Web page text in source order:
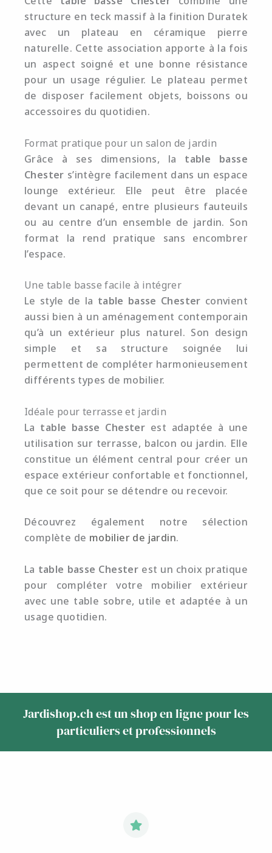
structure en teck massif à la finition Duratek
avec un plateau en céramique pierre
naturelle. Cette association apporte à la fois
un aspect soigné et une bonne résistance
pour un usage régulier. Le plateau permet
de disposer facilement objets, boissons ou
accessoires du quotidien.
Format pratique pour un salon de jardin
Grâce à ses dimensions, la table basse
Chester s’intègre facilement dans un espace
lounge extérieur. Elle peut être placée
devant un canapé, entre plusieurs fauteuils
ou au centre d’un ensemble de jardin. Son
format la rend pratique sans encombrer
l’espace.
Une table basse facile à intégrer
Le style de la table basse Chester convient
aussi bien à un aménagement contemporain
qu’à un extérieur plus naturel. Son design
simple et sa structure soignée lui
permettent de compléter harmonieusement
différents types de mobilier.
Idéale pour terrasse et jardin
La table basse Chester est adaptée à une
utilisation sur terrasse, balcon ou jardin. Elle
constitue un élément central pour créer un
espace extérieur confortable et fonctionnel,
que ce soit pour se détendre ou recevoir.
Découvrez également notre sélection
complète de mobilier de jardin.
La table basse Chester est un choix pratique
pour compléter votre mobilier extérieur
avec une table sobre, utile et adaptée à un
usage quotidien.
Jardishop.ch est un shop en ligne pour les
particuliers et professionnels